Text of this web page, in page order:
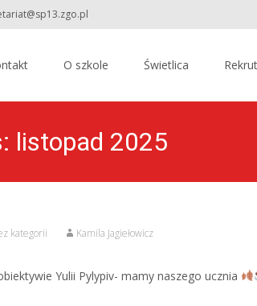
O szkole Świetlica
listopad 2025
kategorii Kamila Jagiełowicz
Yulii Pylypiv- mamy naszego ucznia